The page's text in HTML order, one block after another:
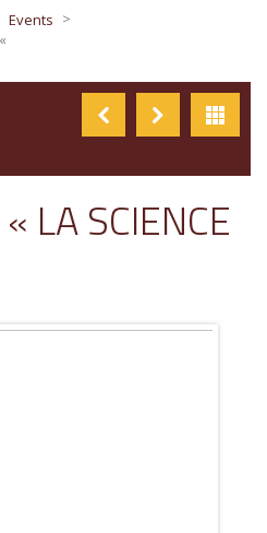
Events >
LA SCIENCE